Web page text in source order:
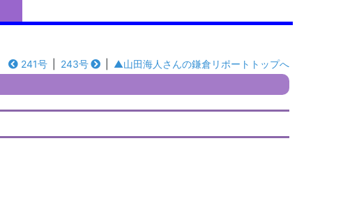
241号 243号 ▲山田海人さんの鎌倉リポートトップへ